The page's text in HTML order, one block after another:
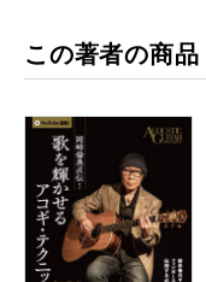
この著者の商品